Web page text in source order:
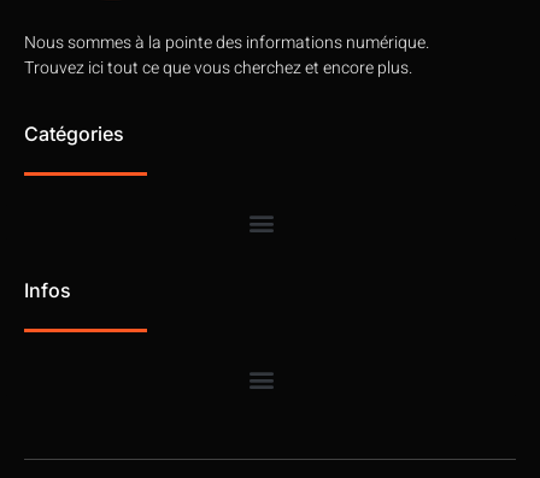
Nous sommes à la pointe des informations numérique.
Trouvez ici tout ce que vous cherchez et encore plus.
Catégories
Infos